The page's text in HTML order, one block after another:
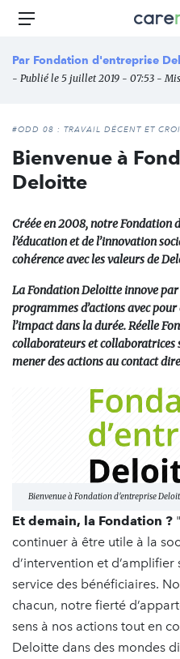
Aller
principal
média
des
Menu
Par Fondation d'entreprise
- Publié le 5 juillet 2019 - 07:53 -
#ODD 08 : TRAVAIL DÉCENT ET
Bienvenue à
Deloitte
Créée en 2008, notre Fondation
l’éducation et de l’innovation
cohérence avec les valeurs de
La Fondation Deloitte innove
programmes d’actions avec
l’impact dans la durée. Réelle
collaborateurs et collaboratrices
mener des actions au contact
Bienvenue à Fondation d'entreprise
Et demain, la Fondation ?
continuer à être utile à la
d’intervention et
service des bénéficiaires.
chacun, notre fierté
sens à nos actions tout en
Deloitte dans des mondes